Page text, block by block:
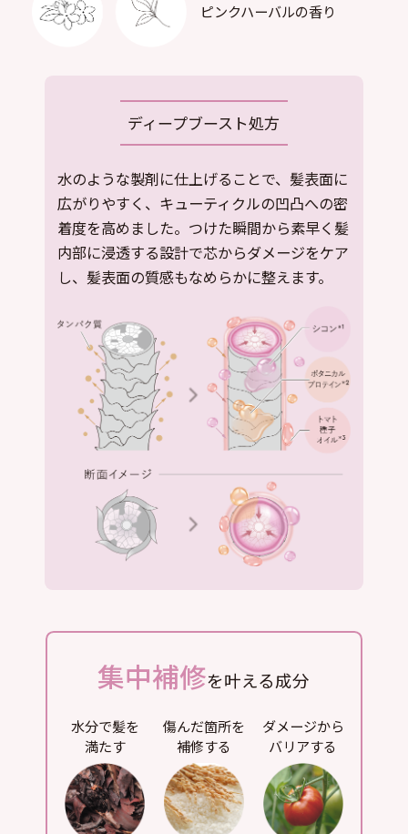
ピンクハーバルの香り
ディープブースト処方
水のような製剤に仕上げることで、髪表面に
広がりやすく、キューティクルの凹凸への密
着度を高めました。つけた瞬間から素早く髪
内部に浸透する設計で芯からダメージをケア
し、髪表面の質感もなめらかに整えます。
集中補修を叶える成分
水分で髪を
満たす
傷んだ箇所を
補修する
ダメージから
バリアする